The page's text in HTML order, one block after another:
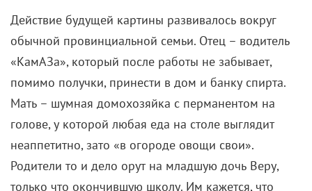
За Хмелик вступился ее учитель, драматург Евгений
Габрилович:
даже отрицательные, тревожные стороны
жизни обильно политы сладким сиропом. А